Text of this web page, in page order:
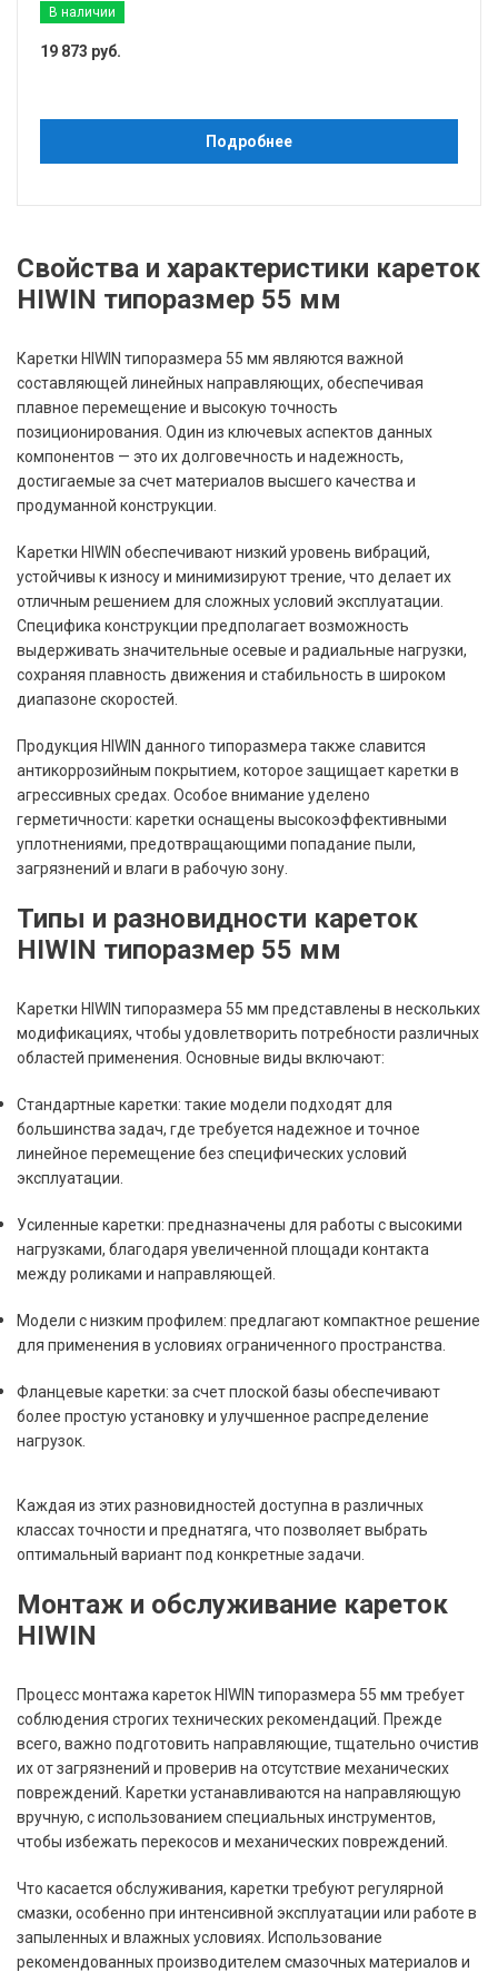
В наличии
19 873 руб.
Подробнее
Свойства и характеристики кареток
HIWIN типоразмер 55 мм
Каретки HIWIN типоразмера 55 мм являются важной
составляющей линейных направляющих, обеспечивая
плавное перемещение и высокую точность
позиционирования. Один из ключевых аспектов данных
компонентов — это их долговечность и надежность,
достигаемые за счет материалов высшего качества и
продуманной конструкции.
Каретки HIWIN обеспечивают низкий уровень вибраций,
устойчивы к износу и минимизируют трение, что делает их
отличным решением для сложных условий эксплуатации.
Специфика конструкции предполагает возможность
выдерживать значительные осевые и радиальные нагрузки,
сохраняя плавность движения и стабильность в широком
диапазоне скоростей.
Продукция HIWIN данного типоразмера также славится
антикоррозийным покрытием, которое защищает каретки в
агрессивных средах. Особое внимание уделено
герметичности: каретки оснащены высокоэффективными
уплотнениями, предотвращающими попадание пыли,
загрязнений и влаги в рабочую зону.
Типы и разновидности кареток
HIWIN типоразмер 55 мм
Каретки HIWIN типоразмера 55 мм представлены в нескольких
модификациях, чтобы удовлетворить потребности различных
областей применения. Основные виды включают:
Стандартные каретки: такие модели подходят для
большинства задач, где требуется надежное и точное
линейное перемещение без специфических условий
эксплуатации.
Усиленные каретки: предназначены для работы с высокими
нагрузками, благодаря увеличенной площади контакта
между роликами и направляющей.
Модели с низким профилем: предлагают компактное решение
для применения в условиях ограниченного пространства.
Фланцевые каретки: за счет плоской базы обеспечивают
более простую установку и улучшенное распределение
нагрузок.
Каждая из этих разновидностей доступна в различных
классах точности и преднатяга, что позволяет выбрать
оптимальный вариант под конкретные задачи.
Монтаж и обслуживание кареток
HIWIN
Процесс монтажа кареток HIWIN типоразмера 55 мм требует
соблюдения строгих технических рекомендаций. Прежде
всего, важно подготовить направляющие, тщательно очистив
их от загрязнений и проверив на отсутствие механических
повреждений. Каретки устанавливаются на направляющую
вручную, с использованием специальных инструментов,
чтобы избежать перекосов и механических повреждений.
Что касается обслуживания, каретки требуют регулярной
смазки, особенно при интенсивной эксплуатации или работе в
запыленных и влажных условиях. Использование
рекомендованных производителем смазочных материалов и